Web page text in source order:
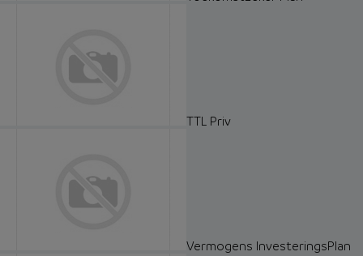
TTL Priv
Vermogens InvesteringsPlan